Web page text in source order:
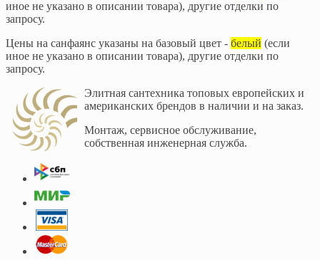
иное не указано в описании товара), другие отделки по
запросу.
Цены на санфаянс указаны на базовый цвет - белый (если
иное не указано в описании товара), другие отделки по
запросу.
Элитная сантехника топовых европейских и
американских брендов в наличии и на заказ.
Монтаж, сервисное обслуживание,
собственная инженерная служба.